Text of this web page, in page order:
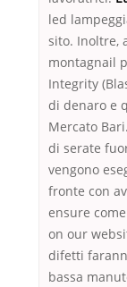
led
sito. Inoltre,
montagnail
Integrity
di denaro e
Mercato
di serate
vengono
fronte con
ensure
on our
difetti
bassa